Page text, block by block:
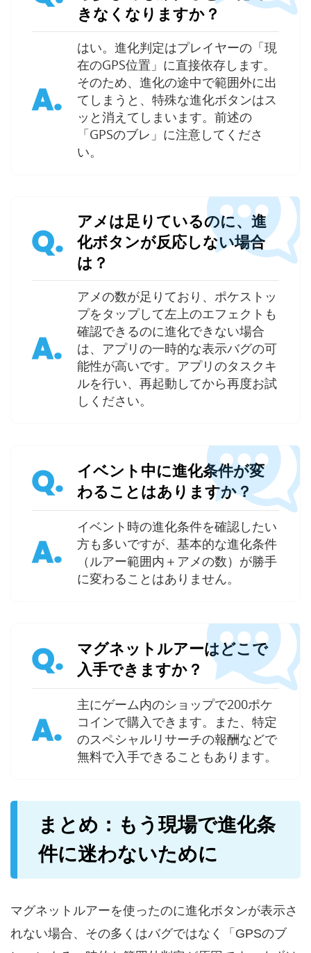
きなくなりますか？
A.
はい。進化判定はプレイヤーの「現
在のGPS位置」に直接依存します。
そのため、進化の途中で範囲外に出
てしまうと、特殊な進化ボタンはス
ッと消えてしまいます。前述の
「GPSのブレ」に注意してくださ
い。
Q.
アメは足りているのに、進
化ボタンが反応しない場合
は？
A.
アメの数が足りており、ポケストッ
プをタップして左上のエフェクトも
確認できるのに進化できない場合
は、アプリの一時的な表示バグの可
能性が高いです。アプリのタスクキ
ルを行い、再起動してから再度お試
しください。
Q.
イベント中に進化条件が変
わることはありますか？
A.
イベント時の進化条件を確認したい
方も多いですが、基本的な進化条件
（ルアー範囲内＋アメの数）が勝手
に変わることはありません。
Q.
マグネットルアーはどこで
入手できますか？
A.
主にゲーム内のショップで200ポケ
コインで購入できます。また、特定
のスペシャルリサーチの報酬などで
無料で入手できることもあります。
まとめ：もう現場で進化条
件に迷わないために
マグネットルアーを使ったのに進化ボタンが表示さ
れない場合、その多くはバグではなく「GPSのブ